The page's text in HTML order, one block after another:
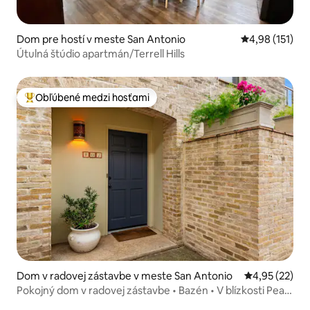
Dom pre hostí v meste San Antonio Priemerné
4,98 (151)
Útulná štúdio apartmán/Terrell Hills
Najobľúbenejšie medzi hosťami
Obľúbené medzi hosťami
Dom v radovej zástavbe v meste San Antonio Priemerné
4,95 (22)
Pokojný dom v radovej zástavbe • Bazén • V blízkosti Pearl